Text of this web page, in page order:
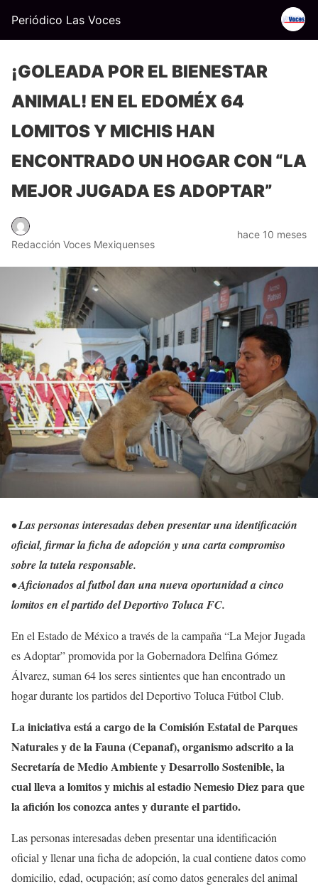
Periódico Las Voces
¡GOLEADA POR EL BIENESTAR
ANIMAL! EN EL EDOMÉX 64
LOMITOS Y MICHIS HAN
ENCONTRADO UN HOGAR CON “LA
MEJOR JUGADA ES ADOPTAR”
Redacción Voces Mexiquenses
hace 10 meses
• Las personas interesadas deben presentar una identificación
oficial, firmar la ficha de adopción y una carta compromiso
sobre la tutela responsable.
• Aficionados al futbol dan una nueva oportunidad a cinco
lomitos en el partido del Deportivo Toluca FC.
En el Estado de México a través de la campaña “La Mejor Jugada
es Adoptar” promovida por la Gobernadora Delfina Gómez
Álvarez, suman 64 los seres sintientes que han encontrado un
hogar durante los partidos del Deportivo Toluca Fútbol Club.
La iniciativa está a cargo de la Comisión Estatal de Parques
Naturales y de la Fauna (Cepanaf), organismo adscrito a la
Secretaría de Medio Ambiente y Desarrollo Sostenible, la
cual lleva a lomitos y michis al estadio Nemesio Diez para que
la afición los conozca antes y durante el partido.
Las personas interesadas deben presentar una identificación
oficial y llenar una ficha de adopción, la cual contiene datos como
domicilio, edad, ocupación; así como datos generales del animal